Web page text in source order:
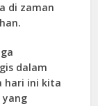
di zaman
dalam
hari ini kita
yang